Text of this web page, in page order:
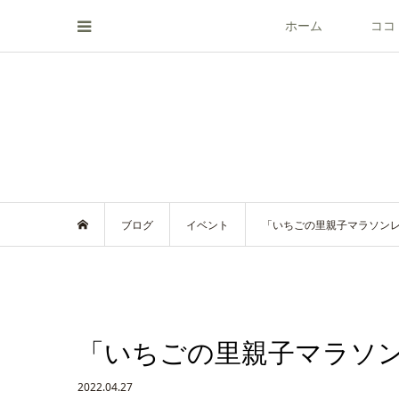
ホーム コ
ブログ イベント 「いちごの里親子マラソン
「いちごの里親子マラソ
2022.04.27